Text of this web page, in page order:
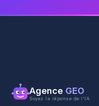
Agence GEO
Soyez la réponse de l'IA